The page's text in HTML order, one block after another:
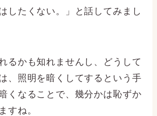
したくない。」と話してみまし
るかも知れませんし、どうして
、照明を暗くしてするという手
くなることで、幾分かは恥ずか
すね。